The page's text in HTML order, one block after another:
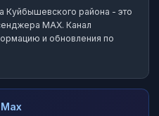
Куйбышевского района - это
MAX. Канал
и обновления по